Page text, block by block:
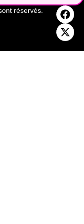
réservés.